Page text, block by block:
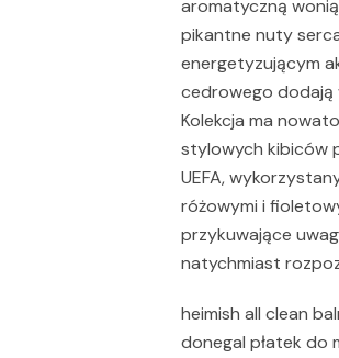
aromatyczną
pikantne nuty
energetyzującym
cedrowego dodają
Kolekcja ma
stylowych kibiców
UEFA,
różowymi i
przykuwające
natychmiast
heimish all clean
donegal płatek do